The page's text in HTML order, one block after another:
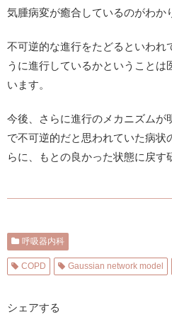
気腫病変が癒合しているのがわか
不可逆的な進行をたどるといわれ
うに進行しているかということは
います。
今後、さらに進行のメカニズムが
で不可逆的だと思われていた病状
らに、もとの良かった状態に戻す
呼吸器内科
COPD Gaussian network model
シェアする